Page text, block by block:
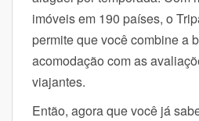
imóveis em 190 países, o
permite que você combine a
acomodação com as
viajantes.
Então, agora que você já